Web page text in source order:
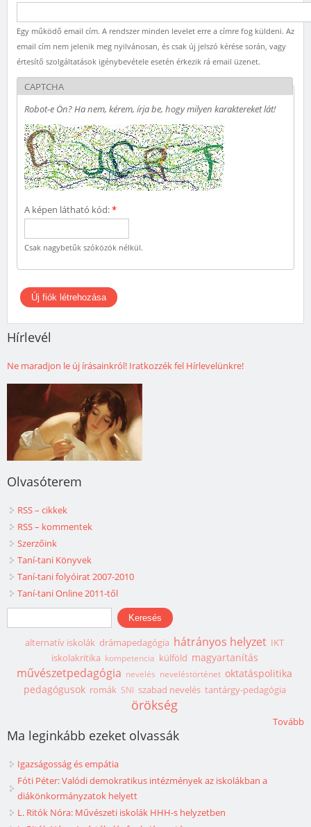
Egy működő email cím. A rendszer minden levelet erre a címre fog küldeni. Az
email cím nem jelenik meg nyilvánosan, és csak új jelszó kérése során, vagy
értesítő szolgáltatások igénybevétele esetén érkezik rá email üzenet.
CAPTCHA
Robot-e Ön? Ha nem, kérem, írja be, hogy milyen karaktereket lát!
A képen látható kód:*
Csak nagybetűk szóközök nélkül.
Hírlevél
Ne maradjon le új írásainkról! Iratkozzék fel Hírlevelünkre!
Olvasóterem
RSS – cikkek
RSS – kommentek
Szerzőink
Taní-tani Könyvek
Taní-tani folyóirat 2007-2010
Taní-tani Online 2011-től
Keresés űrlap
Keresés
alternatív iskolák drámapedagógia hátrányos helyzet IKT
iskolakritika kompetencia külföld magyartanítás
művészetpedagógia nevelés neveléstörténet oktatáspolitika
pedagógusok romák SNI szabad nevelés tantárgy-pedagógia
örökség
Tovább
Ma leginkább ezeket olvassák
Igazságosság és empátia
Fóti Péter: Valódi demokratikus intézmények az iskolákban a
diákönkormányzatok helyett
L. Ritók Nóra: Művészeti iskolák HHH-s helyzetben